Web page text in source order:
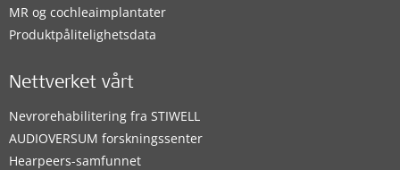
MR og cochleaimplantater
Produktpålitelighetsdata
Nettverket vårt
Nevrorehabilitering fra STIWELL
AUDIOVERSUM forskningssenter
Hearpeers-samfunnet